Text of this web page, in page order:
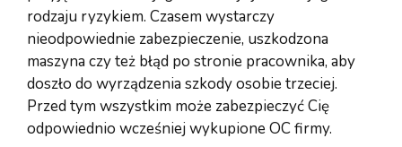
rodzaju ryzykiem. Czasem wystarczy
nieodpowiednie zabezpieczenie, uszkodzona
maszyna czy też błąd po stronie pracownika, aby
doszło do wyrządzenia szkody osobie trzeciej.
Przed tym wszystkim może zabezpieczyć Cię
odpowiednio wcześniej wykupione OC firmy.